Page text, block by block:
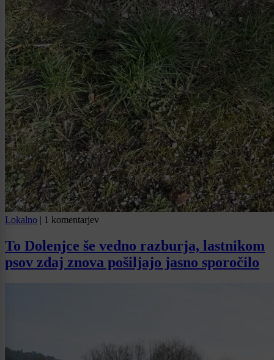
Lokalno | 1 komentarjev
To Dolenjce še vedno razburja, lastnikom
psov zdaj znova pošiljajo jasno sporočilo